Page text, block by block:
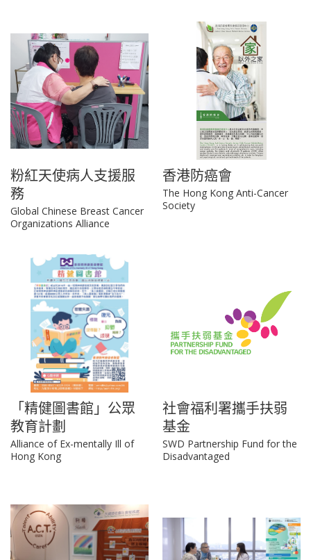
粉紅天使病人支援服
務
Global Chinese Breast Cancer
Organizations Alliance
香港防癌會
The Hong Kong Anti-Cancer
Society
「精健圖書館」公眾
教育計劃
Alliance of Ex-mentally Ill of
Hong Kong
社會福利署攜手扶弱
基金
SWD Partnership Fund for the
Disadvantaged